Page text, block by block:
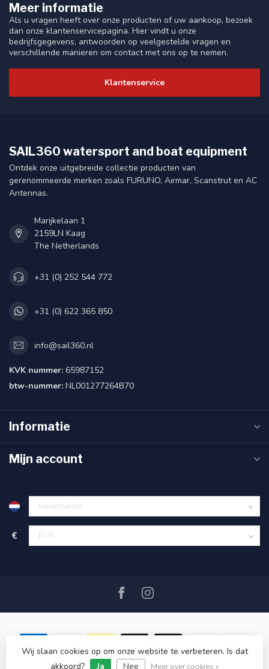
Meer informatie
Als u vragen heeft over onze producten of uw aankoop, bezoek
dan onze klantenservicepagina. Hier vindt u onze
bedrijfsgegevens, antwoorden op veelgestelde vragen en
verschillende manieren om contact met ons op te nemen.
Klantenservice
SAIL360 watersport and boat equipment
Ontdek onze uitgebreide collectie producten van
gerenommeerde merken zoals FURUNO, Airmar, Scanstrut en AC
Antennas.
Marijkelaan 1
2159LN Kaag
The Netherlands
+31 (0) 252 544 772
+31 (0) 622 365 850
info@sail360.nl
KVK nummer: 65987152
btw-nummer: NL001277264B70
Informatie
Mijn account
€
© Copyright 2026 SAIL360 watersport and boat equipment
Wij slaan cookies op om onze website te verbeteren. Is dat
akkoord?
Ja Nee Meer over cookies »